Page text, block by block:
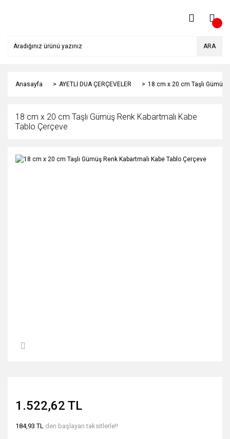
ARA
Anasayfa AYETLİ DUA ÇERÇEVELER 18 cm x 20 cm Taşlı Gümüş
18 cm x 20 cm Taşlı Gümüş Renk Kabartmalı Kabe
Tablo Çerçeve
1.522,62 TL
184,93 TL den başlayan taksitlerle!!